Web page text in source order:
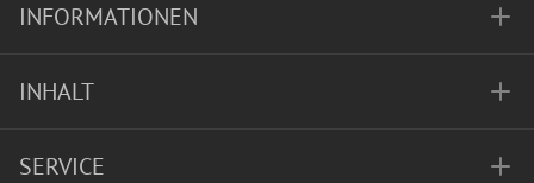
INFORMATIONEN
INHALT
SERVICE